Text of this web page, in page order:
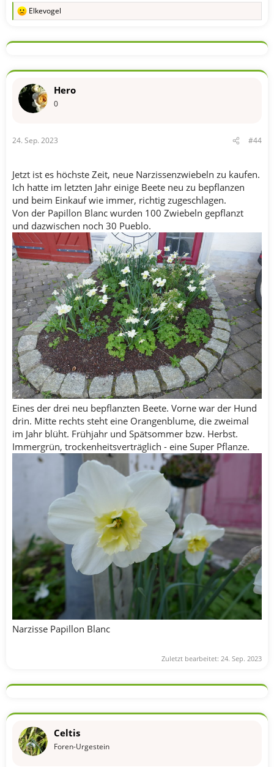
R
k
o
e
n
Elkevogel
Hero
0
24. Sep. 2023 #44
Jetzt ist es höchste Zeit, neue Narzissenzwiebeln zu kaufen.
Ich hatte im letzten Jahr einige Beete neu zu bepflanzen
und beim Einkauf wie immer, richtig zugeschlagen.
Von der Papillon Blanc wurden 100 Zwiebeln gepflanzt
und dazwischen noch 30 Pueblo.
Eines der drei neu bepflanzten Beete. Vorne war der Hund
drin. Mitte rechts steht eine Orangenblume, die zweimal
im Jahr blüht. Frühjahr und Spätsommer bzw. Herbst.
Immergrün, trockenheitsverträglich - eine Super Pflanze.
Narzisse Papillon Blanc
Zuletzt bearbeitet: 24. Sep. 2023
Celtis
Foren-Urgestein